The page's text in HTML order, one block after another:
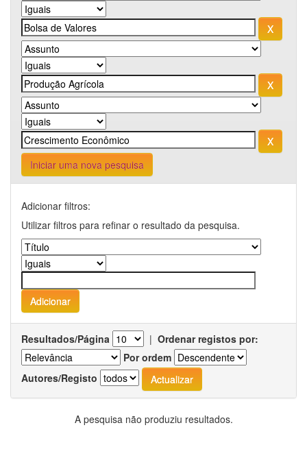
Iniciar uma nova pesquisa
Adicionar filtros:
Utilizar filtros para refinar o resultado da pesquisa.
Resultados/Página | Ordenar registos por:
Por ordem
Autores/Registo
A pesquisa não produziu resultados.